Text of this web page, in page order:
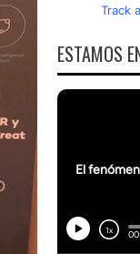
Track
ESTAMOS